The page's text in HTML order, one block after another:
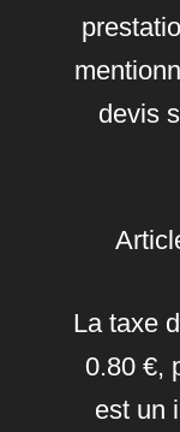
devis
La taxe
0.80 €,
est un